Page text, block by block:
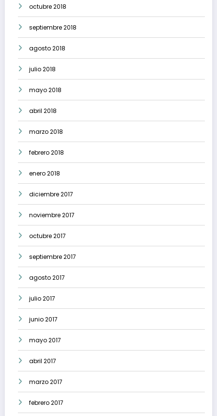
octubre 2018
septiembre 2018
agosto 2018
julio 2018
mayo 2018
abril 2018
marzo 2018
febrero 2018
enero 2018
diciembre 2017
noviembre 2017
octubre 2017
septiembre 2017
agosto 2017
julio 2017
junio 2017
mayo 2017
abril 2017
marzo 2017
febrero 2017